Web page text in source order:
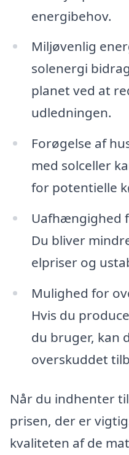
energibehov.
Miljøvenlig
solenergi
planet ved at
udledningen.
Forøgelse af
med solceller
for potentielle
Uafhængighed
Du bliver
elpriser og
Mulighed for
Hvis du
du bruger, kan
overskuddet
Når du indhenter
prisen, der er
kvaliteten af de